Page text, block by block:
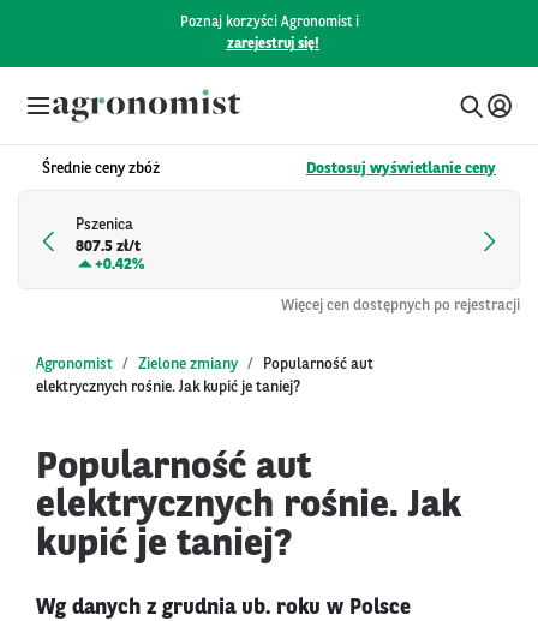
Poznaj korzyści Agronomist i
zarejestruj się!
Średnie ceny zbóż Dostosuj wyświetlanie ceny
Pszenica
807.5 zł/t
+0.42%
Więcej cen dostępnych po rejestracji
Agronomist Zielone zmiany
Popularność aut
elektrycznych rośnie. Jak kupić je taniej?
Popularność aut
elektrycznych rośnie. Jak
kupić je taniej?
Wg danych z grudnia ub. roku w Polsce